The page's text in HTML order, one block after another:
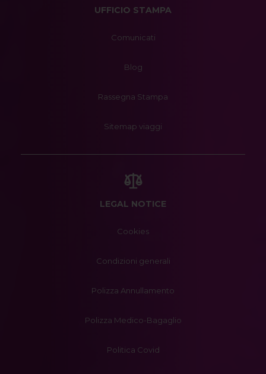
UFFICIO STAMPA
Comunicati
Blog
Rassegna Stampa
Sitemap viaggi
LEGAL NOTICE
Cookies
Condizioni generali
Polizza Annullamento
Polizza Medico-Bagaglio
Politica Covid